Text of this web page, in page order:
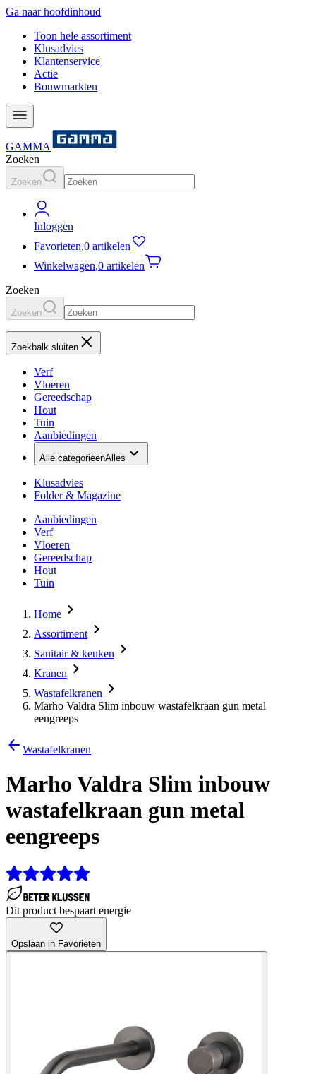
Ga naar hoofdinhoud
Toon hele assortiment
Klusadvies
Klantenservice
Actie
Bouwmarkten
GAMMA
Zoeken
Zoeken
Inloggen
Favorieten,0 artikelen
Winkelwagen,0 artikelen
Zoeken
Zoeken
Zoekbalk sluiten
Verf
Vloeren
Gereedschap
Hout
Tuin
Aanbiedingen
Alle categorieënAlles
Klusadvies
Folder & Magazine
Aanbiedingen
Verf
Vloeren
Gereedschap
Hout
Tuin
Home
Assortiment
Sanitair & keuken
Kranen
Wastafelkranen
Marho Valdra Slim inbouw wastafelkraan gun metal
eengreeps
Wastafelkranen
Marho Valdra Slim inbouw
wastafelkraan gun metal
eengreeps
Dit product bespaart energie
Opslaan in Favorieten